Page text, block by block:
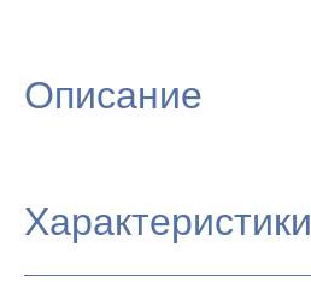
Описание
Характеристики